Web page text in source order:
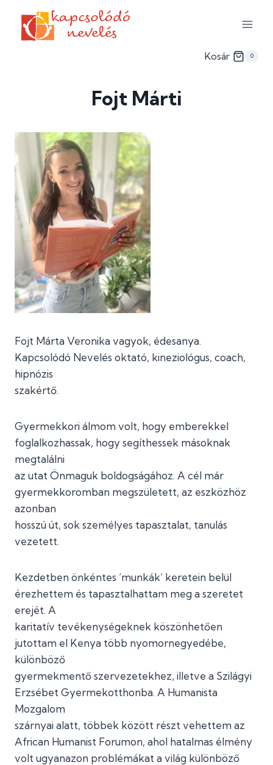
content
Kosár 0
Fojt Márti
Fojt Márta Veronika vagyok, édesanya.
Kapcsolódó Nevelés oktató, kineziológus, coach,
hipnózis
szakértő.
Gyermekkori álmom volt, hogy emberekkel
foglalkozhassak, hogy segíthessek másoknak
megtalálni
az utat Önmaguk boldogságához. A cél már
gyermekkoromban megszületett, az eszközhöz
azonban
hosszú út, sok személyes tapasztalat, tanulás
vezetett.
Kezdetben önkéntes ’munkák’ keretein belül
érezhettem és tapasztalhattam meg a szeretet
erejét. A
karitatív tevékenységeknek köszönhetően
jutottam el Kenya több nyomornegyedébe,
különböző
gyermekmentő szervezetekhez, illetve a Szilágyi
Erzsébet Gyermekotthonba. A Humanista
Mozgalom
szárnyai alatt, többek között részt vehettem az
African Humanist Forumon, ahol hatalmas élmény
volt ugyanazon problémákat a világ különböző